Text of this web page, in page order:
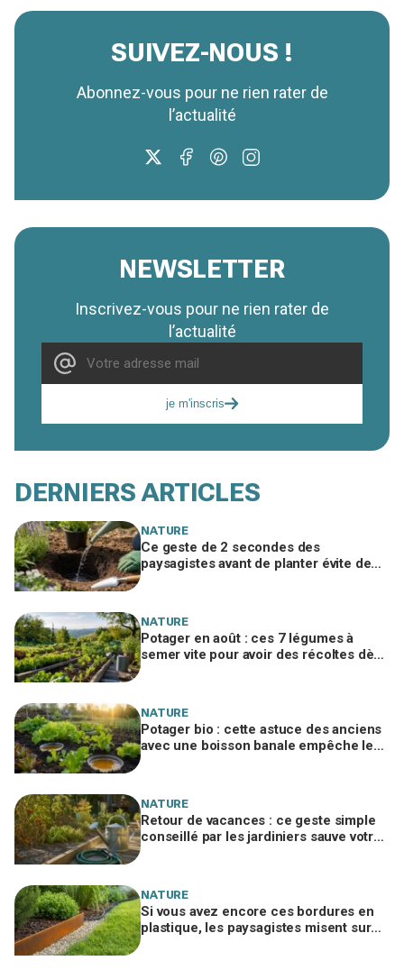
SUIVEZ-NOUS !
Abonnez-vous pour ne rien rater de
l’actualité
NEWSLETTER
Inscrivez-vous pour ne rien rater de
l’actualité
je m'inscris
DERNIERS ARTICLES
NATURE
Ce geste de 2 secondes des
paysagistes avant de planter évite de
NATURE
Potager en août : ces 7 légumes à
semer vite pour avoir des récoltes dès
NATURE
Potager bio : cette astuce des anciens
avec une boisson banale empêche les
NATURE
Retour de vacances : ce geste simple
conseillé par les jardiniers sauve votre
NATURE
Si vous avez encore ces bordures en
plastique, les paysagistes misent sur